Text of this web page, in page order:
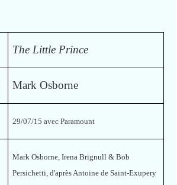
The Little Prince
Mark Osborne
29/07/15 avec Paramount
Mark Osborne, Irena Brignull & Bob
Persichetti, d'après Antoine de Saint-Exupery